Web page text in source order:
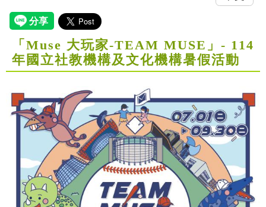
「Muse 大玩家-TEAM MUSE」- 114
年國立社教機構及文化機構暑假活動